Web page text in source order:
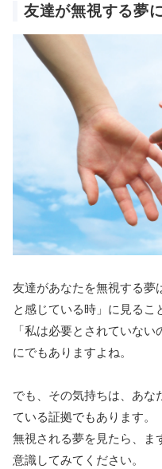
友達が無視する夢
友達があなたを無視する夢
と感じている時」に見るこ
「私は必要とされていな
にでもありますよね。
でも、その気持ちは、あな
ている証拠でもあります。
無視される夢を見たら、ま
意識してみてください。